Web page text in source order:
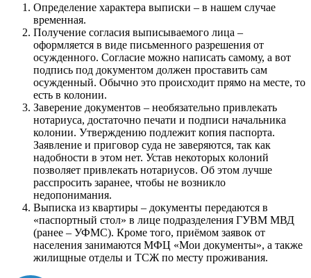
Определение характера выписки – в нашем случае
временная.
Получение согласия выписываемого лица –
оформляется в виде письменного разрешения от
осужденного. Согласие можно написать самому, а вот
подпись под документом должен проставить сам
осужденный. Обычно это происходит прямо на месте, то
есть в колонии.
Заверение документов – необязательно привлекать
нотариуса, достаточно печати и подписи начальника
колонии. Утверждению подлежит копия паспорта.
Заявление и приговор суда не заверяются, так как
надобности в этом нет. Устав некоторых колоний
позволяет привлекать нотариусов. Об этом лучше
расспросить заранее, чтобы не возникло
недопонимания.
Выписка из квартиры – документы передаются в
«паспортный стол» в лице подразделения ГУВМ МВД
(ранее – УФМС). Кроме того, приёмом заявок от
населения занимаются МФЦ «Мои документы», а также
жилищные отделы и ТСЖ по месту проживания.